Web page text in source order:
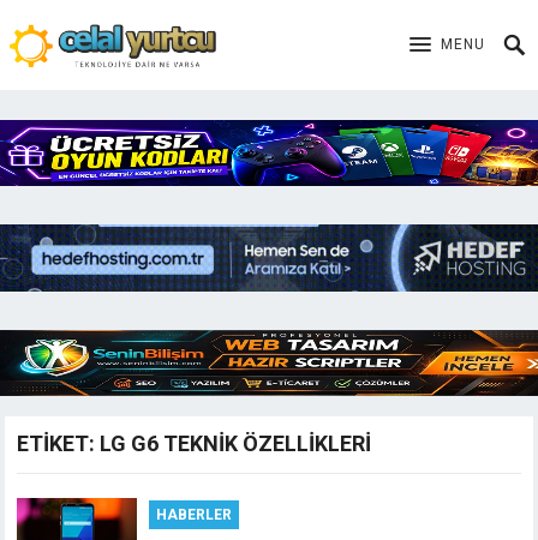
MENU
ETIKET: LG G6 TEKNIK ÖZELLIKLERI
HABERLER